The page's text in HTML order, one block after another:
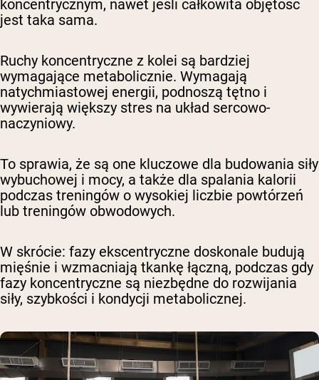
koncentrycznym, nawet jeśli całkowita objętość
jest taka sama.
Ruchy koncentryczne z kolei są bardziej
wymagające metabolicznie. Wymagają
natychmiastowej energii, podnoszą tętno i
wywierają większy stres na układ sercowo-
naczyniowy.
To sprawia, że są one kluczowe dla budowania siły
wybuchowej i mocy, a także dla spalania kalorii
podczas treningów o wysokiej liczbie powtórzeń
lub treningów obwodowych.
W skrócie: fazy ekscentryczne doskonale budują
mięśnie i wzmacniają tkankę łączną, podczas gdy
fazy koncentryczne są niezbędne do rozwijania
siły, szybkości i kondycji metabolicznej.